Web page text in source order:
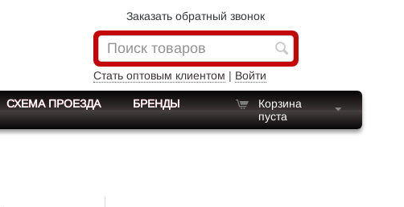
Заказать обратный звонок
Стать оптовым клиентом | Войти
СХЕМА ПРОЕЗДА БРЕНДЫ
Корзина
пуста